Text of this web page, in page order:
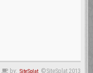
by: SiteSplat ©SiteSplat 2013